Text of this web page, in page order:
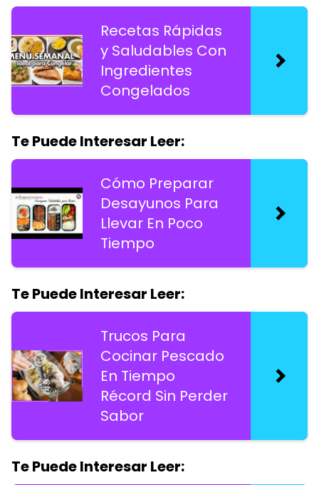
Recetas Rápidas
y Saludables Con
Ingredientes
Congelados
Te Puede Interesar Leer:
Cómo Preparar
Desayunos Para
Llevar En Poco
Tiempo
Te Puede Interesar Leer:
Trucos Para
Cocinar Pescado
En Tiempo
Récord Sin Perder
Sabor
Te Puede Interesar Leer: